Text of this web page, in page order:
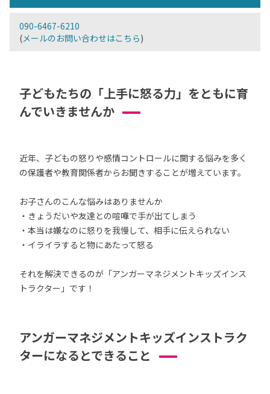
090-6467-6210
(メールのお問い合わせはこちら)
子どもたちの「上手に怒る力」をともに育
んでいきませんか
近年、子どもの怒りや感情コントロールに関する悩みを多く
の保護者や教育関係者からお聞きすることが増えています。
お子さんのこんな悩みはありませんか
・きょうだいや友達との喧嘩で手が出てしまう
・本当は嫌なのに怒りを我慢して、相手に伝えられない
・イライラすると物にあたって怒る
それを解決できるのが「アンガーマネジメントキッズインス
トラクター」です！
アンガーマネジメントキッズインストラク
ターになるとできること